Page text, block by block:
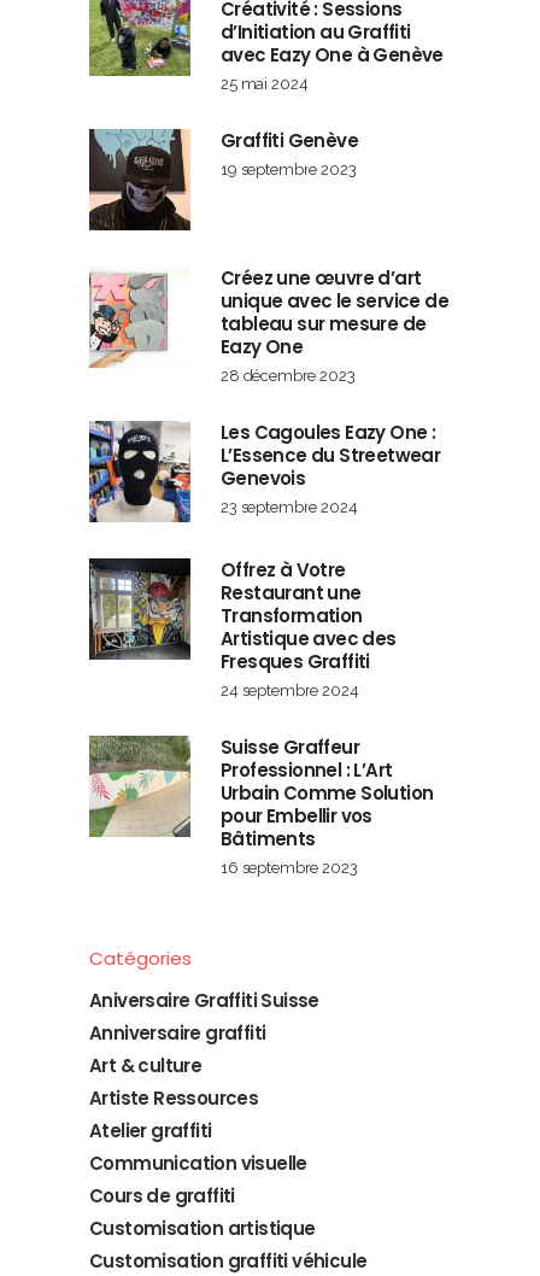
Créativité : Sessions
d’Initiation au Graffiti
avec Eazy One à Genève
25 mai 2024
Graffiti Genève
19 septembre 2023
Créez une œuvre d’art
unique avec le service de
tableau sur mesure de
Eazy One
28 décembre 2023
Les Cagoules Eazy One :
L’Essence du Streetwear
Genevois
23 septembre 2024
Offrez à Votre
Restaurant une
Transformation
Artistique avec des
Fresques Graffiti
24 septembre 2024
Suisse Graffeur
Professionnel : L’Art
Urbain Comme Solution
pour Embellir vos
Bâtiments
16 septembre 2023
Catégories
Aniversaire Graffiti Suisse
Anniversaire graffiti
Art & culture
Artiste Ressources
Atelier graffiti
Communication visuelle
Cours de graffiti
Customisation artistique
Customisation graffiti véhicule